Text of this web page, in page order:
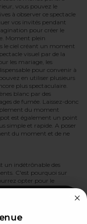
vous pouvez le
à observer ce spectacle
vos invités pendant
pour créer le
Moment plein
le ciel créant un moment
visuel par de la
les mariage, les
pour convenir à
en utiliser plusieurs
plus spectaculaire.
blanc par des
de fumée. Laissez-donc
du moment
est également un point
simple et rapide. A poser
du moment et de ne
un indétrônable des
C'est pourquoi sur
opter pour le
à l'événement de votre
de couleur
EFFECT, vous